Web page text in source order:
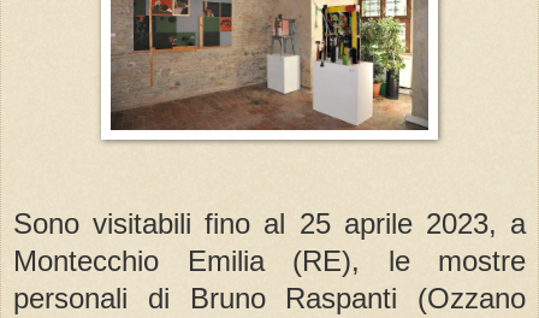
Sono visitabili fino al 25 aprile 2023, a
Montecchio Emilia (RE), le mostre
personali di Bruno Raspanti (Ozzano